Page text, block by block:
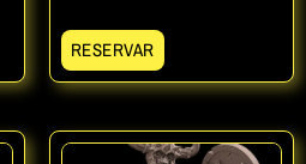
RESERVAR